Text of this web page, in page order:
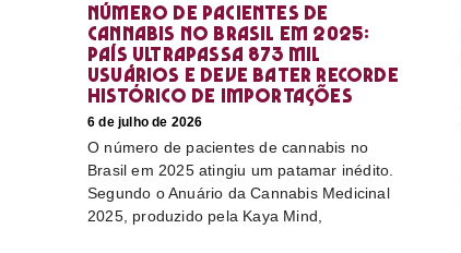
Número de pacientes de
cannabis no Brasil em 2025:
país ultrapassa 873 mil
usuários e deve bater recorde
histórico de importações
6 de julho de 2026
O número de pacientes de cannabis no
Brasil em 2025 atingiu um patamar inédito.
Segundo o Anuário da Cannabis Medicinal
2025, produzido pela Kaya Mind,